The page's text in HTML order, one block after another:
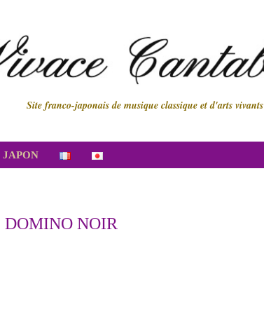
Site franco-japonais de musique classique et d'arts vivants
JAPON
DOMINO NOIR